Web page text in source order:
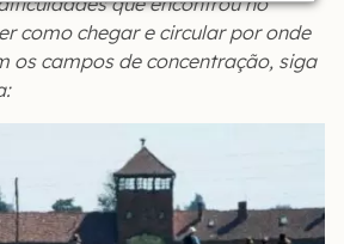
como chegar e circular por onde
os campos de concentração, siga